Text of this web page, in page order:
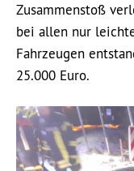
Zusammenstoß
bei allen nur
Fahrzeugen
25.000 Euro.